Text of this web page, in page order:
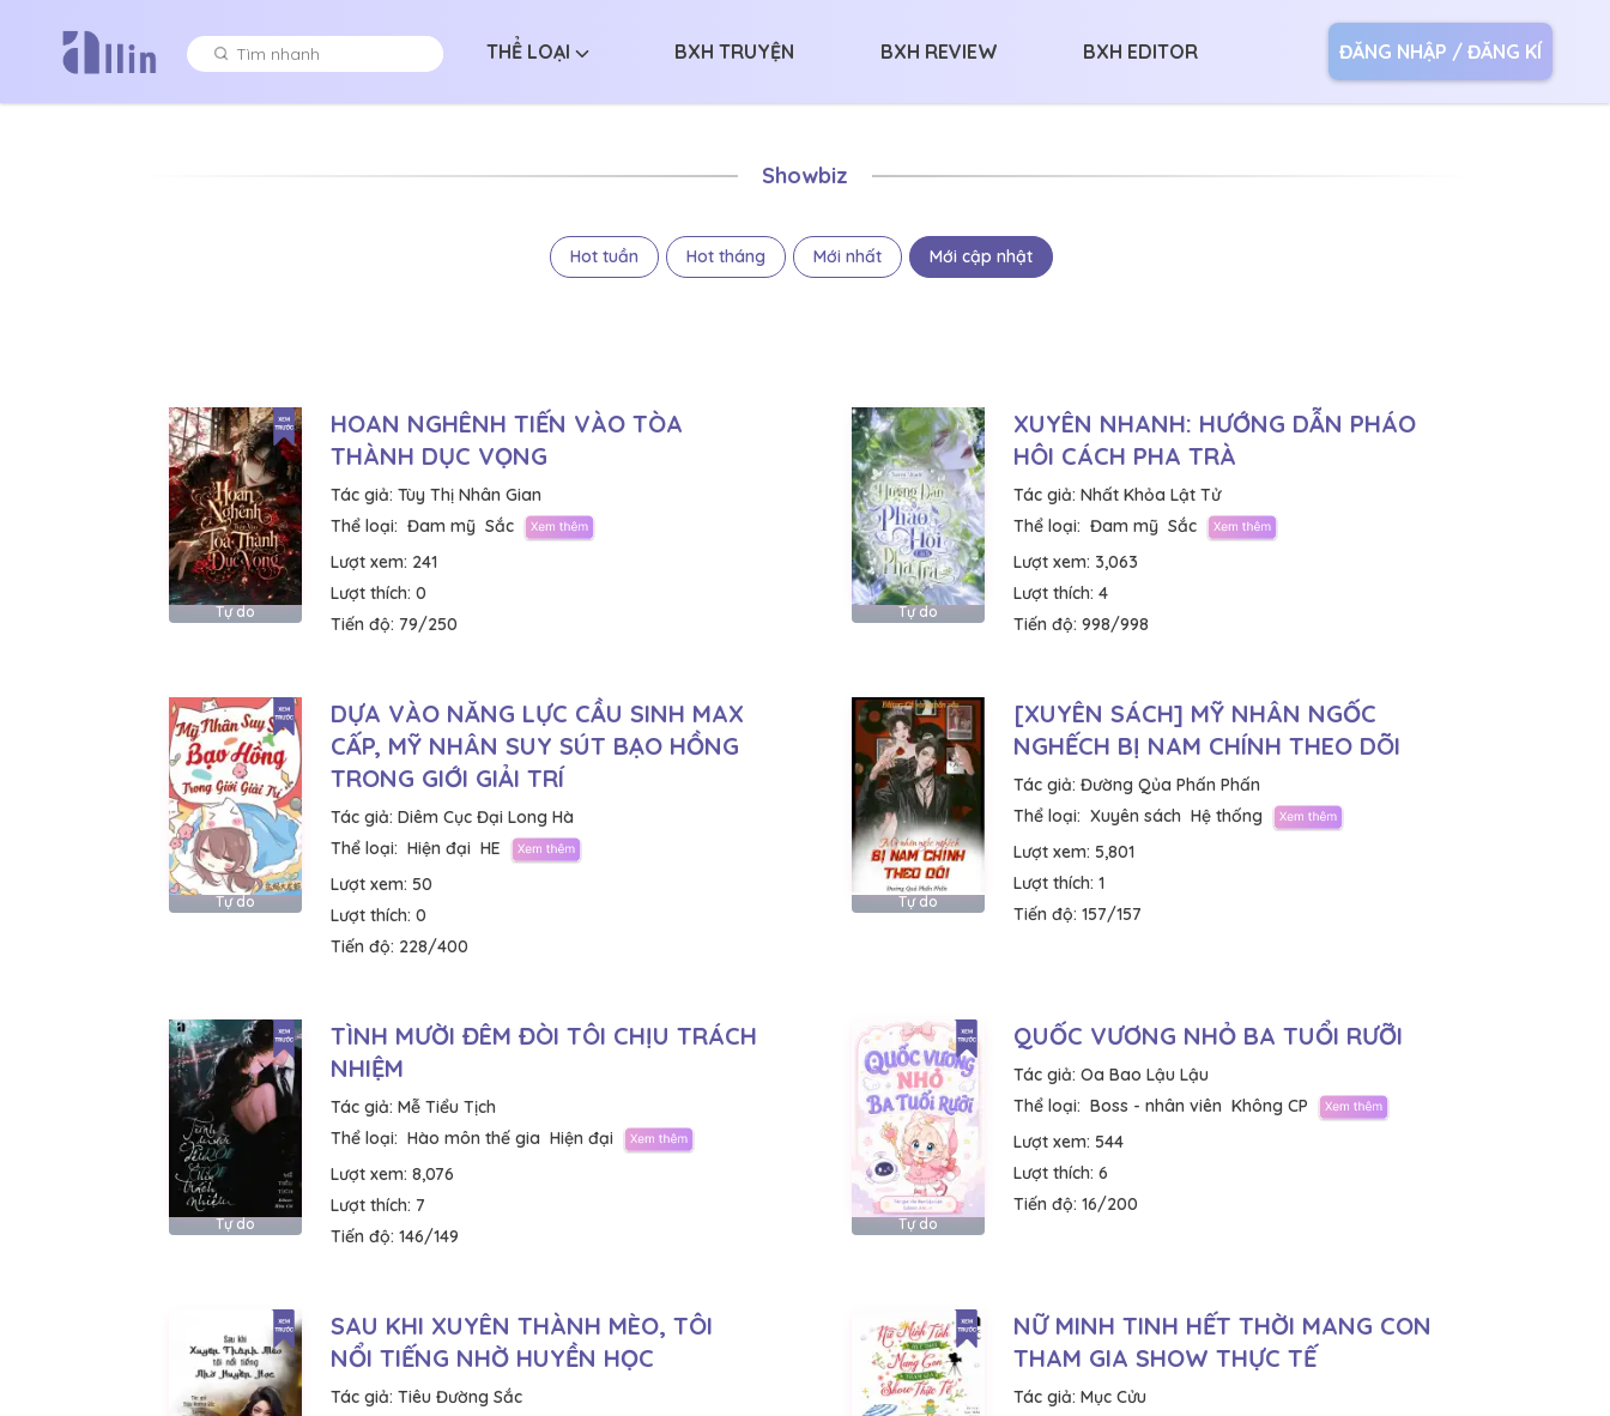
THỂ LOẠI BXH TRUYỆN BXH REVIEW BXH EDITOR ĐĂNG NHẬP / ĐĂNG KÍ
Showbiz
Hot tuần Hot tháng Mới nhất Mới cập nhật
Tự do
HOAN NGHÊNH TIẾN VÀO TÒA
THÀNH DỤC VỌNG
Tác giả: Tùy Thị Nhân Gian
Thể loại: Đam mỹ Sắc
Lượt xem: 241
Lượt thích: 0
Tiến độ: 79/250
Tự do
XUYÊN NHANH: HƯỚNG DẪN PHÁO
HÔI CÁCH PHA TRÀ
Tác giả: Nhất Khỏa Lật Tử
Thể loại: Đam mỹ Sắc
Lượt xem: 3,063
Lượt thích: 4
Tiến độ: 998/998
Tự do
DỰA VÀO NĂNG LỰC CẦU SINH MAX
CẤP, MỸ NHÂN SUY SÚT BẠO HỒNG
TRONG GIỚI GIẢI TRÍ
Tác giả: Diêm Cục Đại Long Hà
Thể loại: Hiện đại HE
Lượt xem: 50
Lượt thích: 0
Tiến độ: 228/400
Tự do
[XUYÊN SÁCH] MỸ NHÂN NGỐC
NGHẾCH BỊ NAM CHÍNH THEO DÕI
Tác giả: Đường Qủa Phấn Phấn
Thể loại: Xuyên sách Hệ thống
Lượt xem: 5,801
Lượt thích: 1
Tiến độ: 157/157
Tự do
TÌNH MƯỜI ĐÊM ĐÒI TÔI CHỊU TRÁCH
NHIỆM
Tác giả: Mễ Tiểu Tịch
Thể loại: Hào môn thế gia Hiện đại
Lượt xem: 8,076
Lượt thích: 7
Tiến độ: 146/149
Tự do
QUỐC VƯƠNG NHỎ BA TUỔI RƯỠI
Tác giả: Oa Bao Lậu Lậu
Thể loại: Boss - nhân viên Không CP
Lượt xem: 544
Lượt thích: 6
Tiến độ: 16/200
SAU KHI XUYÊN THÀNH MÈO, TÔI
NỔI TIẾNG NHỜ HUYỀN HỌC
Tác giả: Tiêu Đường Sắc
NỮ MINH TINH HẾT THỜI MANG CON
THAM GIA SHOW THỰC TẾ
Tác giả: Mục Cửu